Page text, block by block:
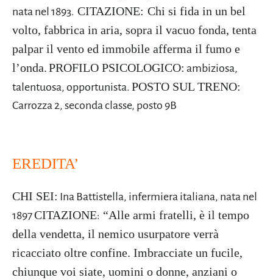
nata nel 1893. CITAZIONE: Chi si fida in un bel
volto, fabbrica in aria, sopra il vacuo fonda, tenta
palpar il vento ed immobile afferma il fumo e
l’onda.PROFILO PSICOLOGICO: ambiziosa,
talentuosa, opportunista. POSTO SUL TRENO:
Carrozza 2, seconda classe, posto 9B
EREDITA’
CHI SEI: Ina Battistella, infermiera italiana, nata nel
1897CITAZIONE: “Alle armi fratelli, è il tempo
della vendetta, il nemico usurpatore verrà
ricacciato oltre confine. Imbracciate un fucile,
chiunque voi siate, uomini o donne, anziani o